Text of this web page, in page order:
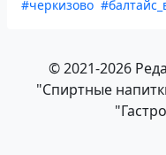
#черкизово
© 2021-2026
"Спиртные